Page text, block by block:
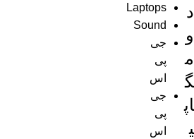
د
و
م
گ
اپ
ی
Laptops
Sound
جی
پی
اس
جی
پی
اس